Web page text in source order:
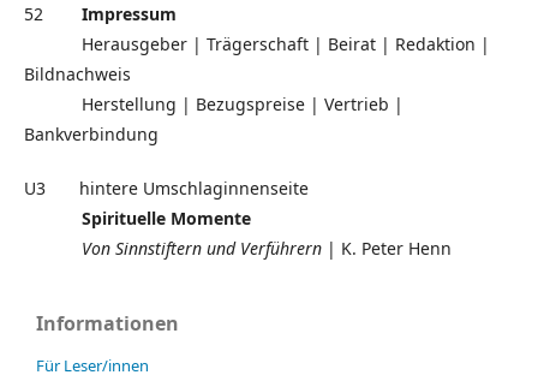
52 Impressum
Herausgeber | Trägerschaft | Beirat | Redaktion |
Bildnachweis
Herstellung | Bezugspreise | Vertrieb |
Bankverbindung
U3 hintere Umschlaginnenseite
Spirituelle Momente
Von Sinnstiftern und Verführern | K. Peter Henn
Informationen
Für Leser/innen